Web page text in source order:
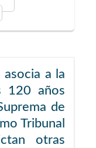
a la
120 años
de
Tribunal
otras